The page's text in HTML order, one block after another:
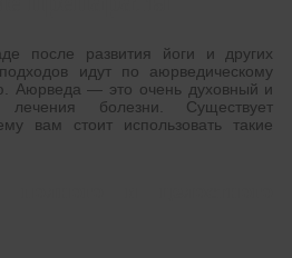
после развития йоги и других
идут по аюрведическому
Аюрведа — это очень духовный и
лечения болезни. Существует
вам стоит использовать такие